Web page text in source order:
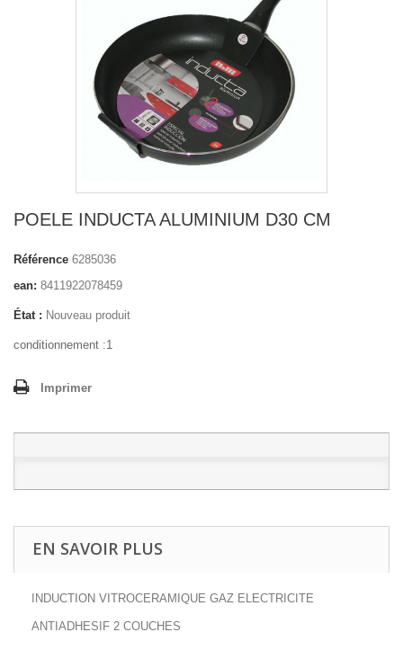
POELE INDUCTA ALUMINIUM D30 CM
Référence 6285036
ean: 8411922078459
État : Nouveau produit
conditionnement :1
Imprimer
EN SAVOIR PLUS
INDUCTION VITROCERAMIQUE GAZ ELECTRICITE
ANTIADHESIF 2 COUCHES